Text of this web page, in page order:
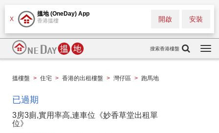
X
搵地 (OneDay) App
香港搵樓 安裝
開啟
搜索香港樓盤
搵樓盤 > 住宅 > 香港的出租樓盤 > 灣仔區 > 跑馬地
已過期
3房3廁,實用率高,連車位《妙香草堂出租單
位》